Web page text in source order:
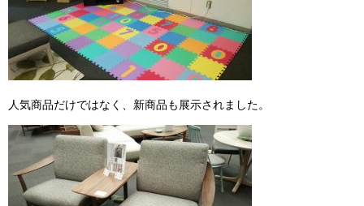
人気商品だけではなく、新商品も展示されました。